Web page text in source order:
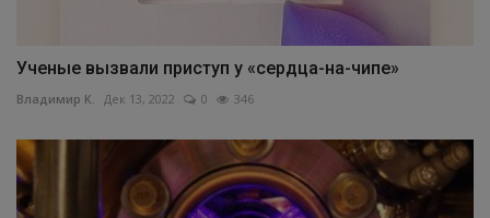
Ученые вызвали приступ у «сердца-на-чипе»
Владимир К. Дек 13, 2022 0 346